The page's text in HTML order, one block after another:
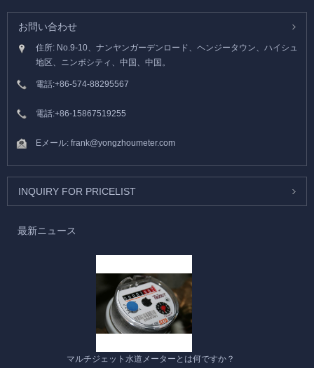
お問い合わせ
住所: No.9-10、ナンヤンガーデンロード、ヘンジータウン、ハイシュ
地区、ニンボシティ、中国、中国。
電話:+86-574-88295567
電話:+86-15867519255
Eメール: frank@yongzhoumeter.com
INQUIRY FOR PRICELIST
最新ニュース
マルチジェット水道メーターとは何ですか？